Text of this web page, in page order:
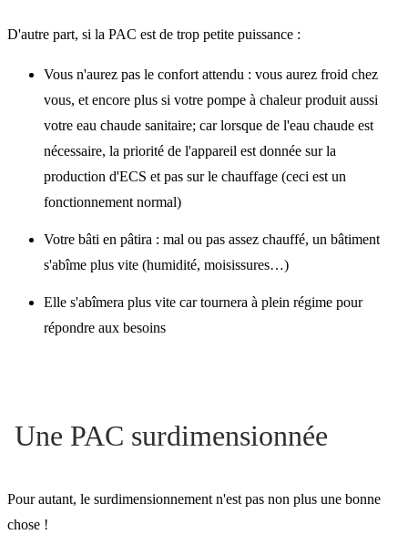
D'autre part, si la PAC est de trop petite puissance :
Vous n'aurez pas le confort attendu : vous aurez froid chez
vous, et encore plus si votre pompe à chaleur produit aussi
votre eau chaude sanitaire; car lorsque de l'eau chaude est
nécessaire, la priorité de l'appareil est donnée sur la
production d'ECS et pas sur le chauffage (ceci est un
fonctionnement normal)
Votre bâti en pâtira : mal ou pas assez chauffé, un bâtiment
s'abîme plus vite (humidité, moisissures…)
Elle s'abîmera plus vite car tournera à plein régime pour
répondre aux besoins
Une PAC surdimensionnée
Pour autant, le surdimensionnement n'est pas non plus une bonne
chose !